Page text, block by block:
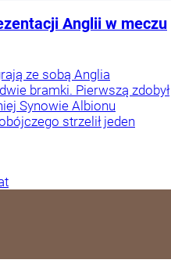
Anglii w meczu
ze sobą Anglia
bramki. Pierwszą zdobył
Synowie Albionu
strzelił jeden